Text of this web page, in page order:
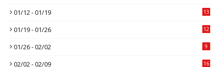
01/12 - 01/19 13
01/19 - 01/26 12
01/26 - 02/02 9
02/02 - 02/09 16